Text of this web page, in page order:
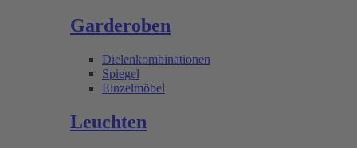
Garderoben
Dielenkombinationen
Spiegel
Einzelmöbel
Leuchten